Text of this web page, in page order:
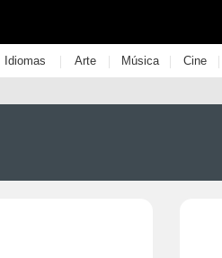
Idiomas | Arte | Música | Cine |